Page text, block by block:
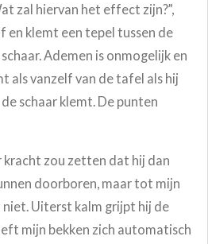
zal hiervan het effect zijn?”,
en klemt een tepel tussen de
Ademen is onmogelijk en
als vanzelf van de tafel als hij
schaar klemt. De punten
kracht zou zetten dat hij dan
doorboren, maar tot mijn
Uiterst kalm grijpt hij de
mijn bekken zich automatisch